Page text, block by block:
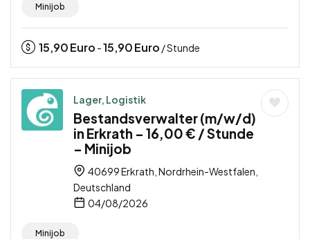
Minijob
15,90Euro -15,90Euro / Stunde
Lager, Logistik
Bestandsverwalter (m/w/d)
in Erkrath – 16,00 € / Stunde
– Minijob
40699 Erkrath, Nordrhein-Westfalen,
Deutschland
04/08/2026
Minijob